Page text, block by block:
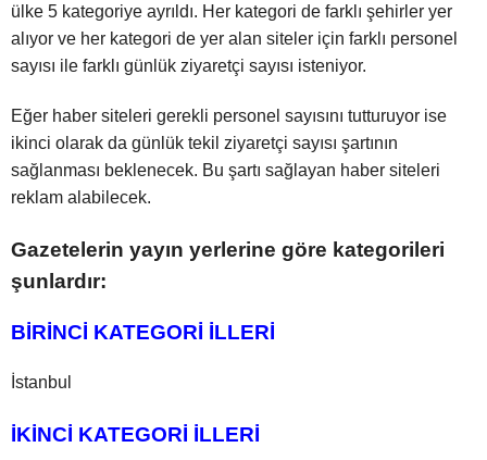
ülke 5 kategoriye ayrıldı. Her kategori de farklı şehirler yer
alıyor ve her kategori de yer alan siteler için farklı personel
sayısı ile farklı günlük ziyaretçi sayısı isteniyor.
Eğer haber siteleri gerekli personel sayısını tutturuyor ise
ikinci olarak da günlük tekil ziyaretçi sayısı şartının
sağlanması beklenecek. Bu şartı sağlayan haber siteleri
reklam alabilecek.
Gazetelerin yayın yerlerine göre kategorileri
şunlardır:
BİRİNCİ KATEGORİ İLLERİ
İstanbul
İKİNCİ KATEGORİ İLLERİ